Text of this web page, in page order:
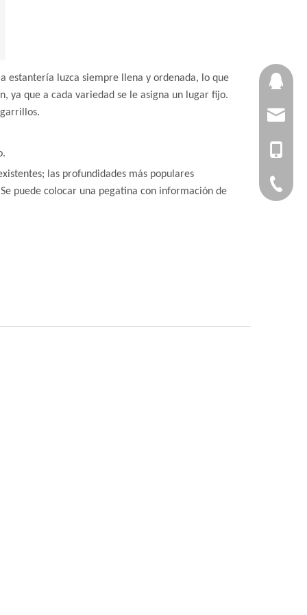
estantería luzca siempre llena y ordenada, lo que
ya que a cada variedad se le asigna un lugar fijo.
las profundidades más populares
puede colocar una pegatina con información de
24640730
+86-20-